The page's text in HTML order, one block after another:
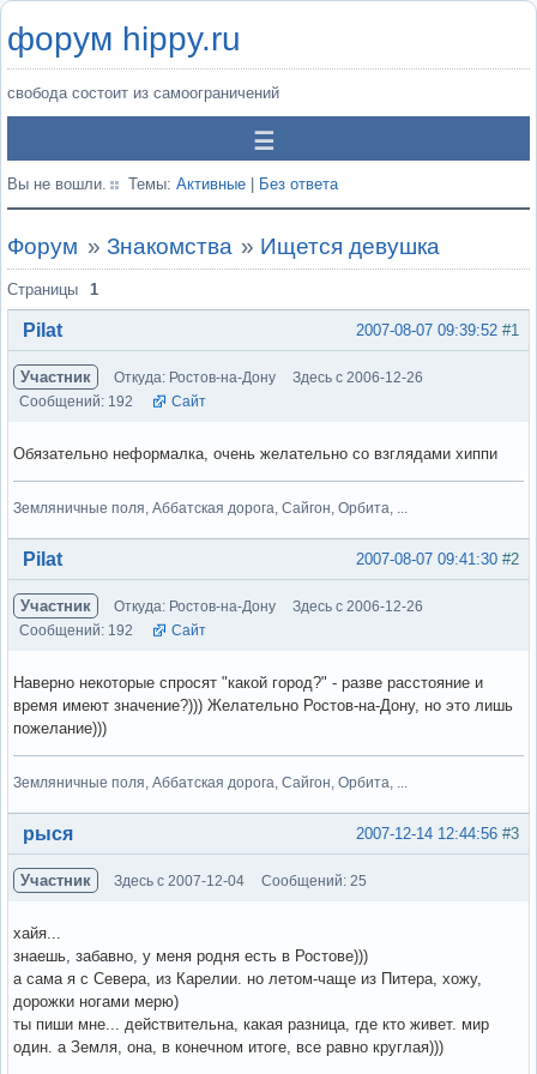
форум hippy.ru
свобода состоит из самоограничений
Вы не вошли. Темы: Активные Без ответа
Форум » Знакомства » Ищется девушка
Страницы 1
#1
2007-08-07 09:39:52
Pilat
Участник Откуда: Ростов-на-Дону
Здесь с 2006-12-26
Сообщений: 192
Сайт
Обязательно неформалка, очень желательно со взглядами хиппи
Земляничные поля, Аббатская дорога, Сайгон, Орбита, ...
Вне форума #2
2007-08-07 09:41:30
Pilat
Участник Откуда: Ростов-на-Дону
Здесь с 2006-12-26
Сообщений: 192
Сайт
Наверно некоторые спросят "какой город?" - разве расстояние и
время имеют значение?))) Желательно Ростов-на-Дону, но это лишь
пожелание)))
Земляничные поля, Аббатская дорога, Сайгон, Орбита, ...
Вне форума #3
2007-12-14 12:44:56
рыся
Участник Здесь с 2007-12-04 Сообщений: 25
хайя...
знаешь, забавно, у меня родня есть в Ростове)))
а сама я с Севера, из Карелии. но летом-чаще из Питера, хожу,
дорожки ногами мерю)
ты пиши мне... действительна, какая разница, где кто живет. мир
один. а Земля, она, в конечном итоге, все равно круглая)))